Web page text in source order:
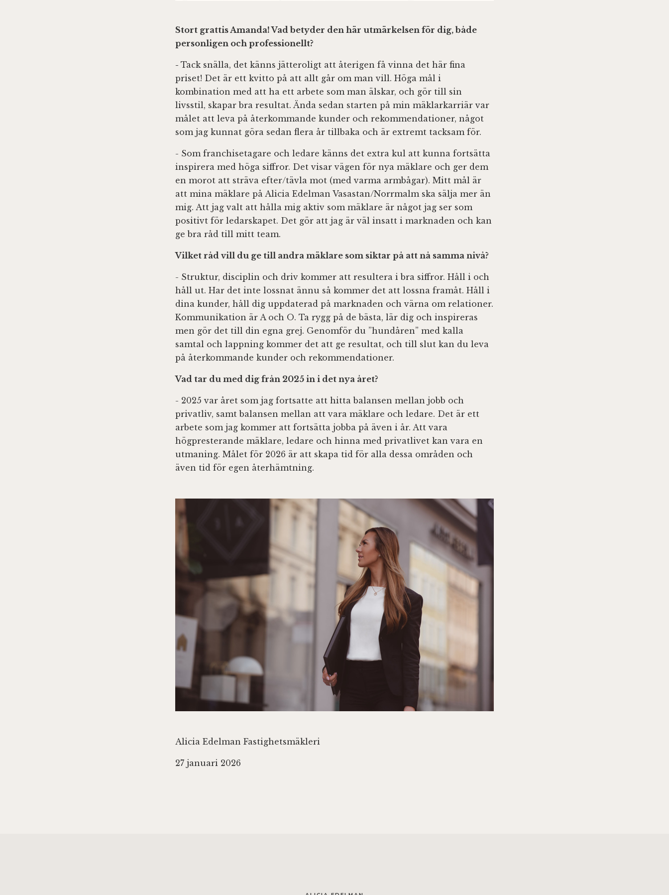
Stort grattis Amanda! Vad betyder den här utmärkelsen för dig, både
personligen och professionellt?
- Tack snälla, det känns jätteroligt att återigen få vinna det här fina
priset! Det är ett kvitto på att allt går om man vill. Höga mål i
kombination med att ha ett arbete som man älskar, och gör till sin
livsstil, skapar bra resultat. Ända sedan starten på min mäklarkarriär var
målet att leva på återkommande kunder och rekommendationer, något
som jag kunnat göra sedan flera år tillbaka och är extremt tacksam för.
- Som franchisetagare och ledare känns det extra kul att kunna fortsätta
inspirera med höga siffror. Det visar vägen för nya mäklare och ger dem
en morot att sträva efter/tävla mot (med varma armbågar). Mitt mål är
att mina mäklare på Alicia Edelman Vasastan/Norrmalm ska sälja mer än
mig. Att jag valt att hålla mig aktiv som mäklare är något jag ser som
positivt för ledarskapet. Det gör att jag är väl insatt i marknaden och kan
ge bra råd till mitt team.
Vilket råd vill du ge till andra mäklare som siktar på att nå samma nivå?
- Struktur, disciplin och driv kommer att resultera i bra siffror. Håll i och
håll ut. Har det inte lossnat ännu så kommer det att lossna framåt. Håll i
dina kunder, håll dig uppdaterad på marknaden och värna om relationer.
Kommunikation är A och O. Ta rygg på de bästa, lär dig och inspireras
men gör det till din egna grej. Genomför du ”hundåren” med kalla
samtal och lappning kommer det att ge resultat, och till slut kan du leva
på återkommande kunder och rekommendationer.
Vad tar du med dig från 2025 in i det nya året?
- 2025 var året som jag fortsatte att hitta balansen mellan jobb och
privatliv, samt balansen mellan att vara mäklare och ledare. Det är ett
arbete som jag kommer att fortsätta jobba på även i år. Att vara
högpresterande mäklare, ledare och hinna med privatlivet kan vara en
utmaning. Målet för 2026 är att skapa tid för alla dessa områden och
även tid för egen återhämtning.
Alicia Edelman Fastighetsmäkleri
27 januari 2026